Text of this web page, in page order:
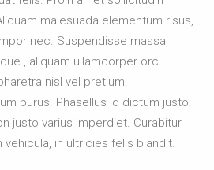
malesuada elementum risus,
nec. Suspendisse massa,
, aliquam ullamcorper orci.
nisl vel pretium.
purus. Phasellus id dictum justo.
justo varius imperdiet. Curabitur
in ultricies felis blandit.